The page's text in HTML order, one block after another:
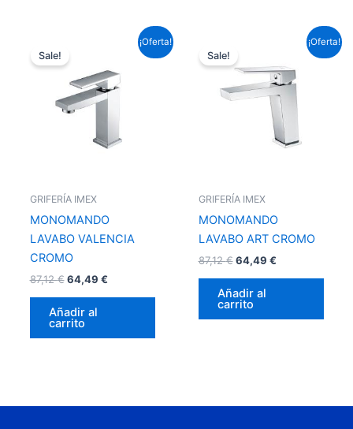
¡Oferta!
Sale!
GRIFERÍA IMEX
MONOMANDO
LAVABO VALENCIA
CROMO
87,12€
original
era:
87,12 €.
64,49 €
precio
es:
64,49 €.
Añadir al
carrito
¡Oferta!
Sale!
GRIFERÍA IMEX
MONOMANDO
LAVABO ART CROMO
87,12€
original
era:
87,12 €.
64,49 €
precio
es:
64,49 €.
Añadir al
carrito